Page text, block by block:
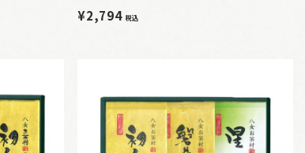
¥2,794税込